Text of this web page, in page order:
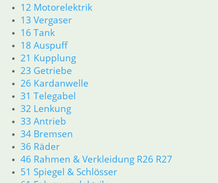
12 Motorelektrik
13 Vergaser
16 Tank
18 Auspuff
21 Kupplung
23 Getriebe
26 Kardanwelle
31 Telegabel
32 Lenkung
33 Antrieb
34 Bremsen
36 Räder
46 Rahmen & Verkleidung R26 R27
51 Spiegel & Schlösser
Versandkosten
In den
Warenkorb
In den
Glühbirnen-
und
Relaisstecker
12,95€
Artikelnummer:
8650145
inkl. MwSt.
zzgl.
inkl. MwSt.